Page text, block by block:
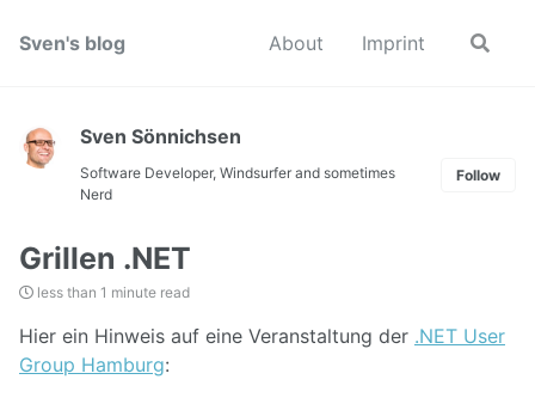
Sven's blog About Imprint
Toggle
Sven Sönnichsen
Software Developer, Windsurfer and sometimes
Nerd
Follow
Grillen .NET
less than 1 minute read
Hier ein Hinweis auf eine Veranstaltung der .NET User
Group Hamburg: